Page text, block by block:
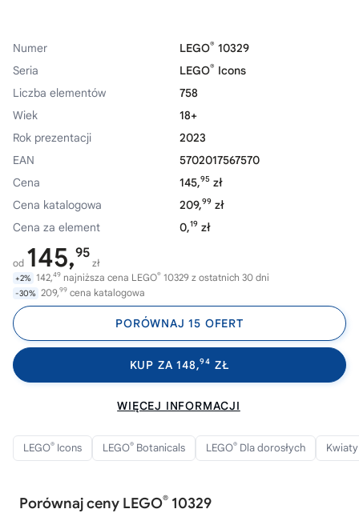
Numer LEGO® 10329
Seria
LEGO® Icons
Liczba elementów
758
Wiek
18+
Rok prezentacji
2023
EAN
5702017567570
Cena
145,95 zł
Cena katalogowa
209,99 zł
Cena za element
0,19 zł
od 145,95
zł
+2% 142,49 najniższa cena LEGO® 10329 z ostatnich 30 dni
-30% 209,99 cena katalogowa
PORÓWNAJ 15 OFERT
KUP ZA 148,94 ZŁ
WIĘCEJ INFORMACJI
LEGO® Icons LEGO® Botanicals LEGO® Dla dorosłych
Porównaj ceny LEGO® 10329